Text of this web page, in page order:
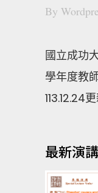
By
國立成功
學年度教
113.12.24
最新演